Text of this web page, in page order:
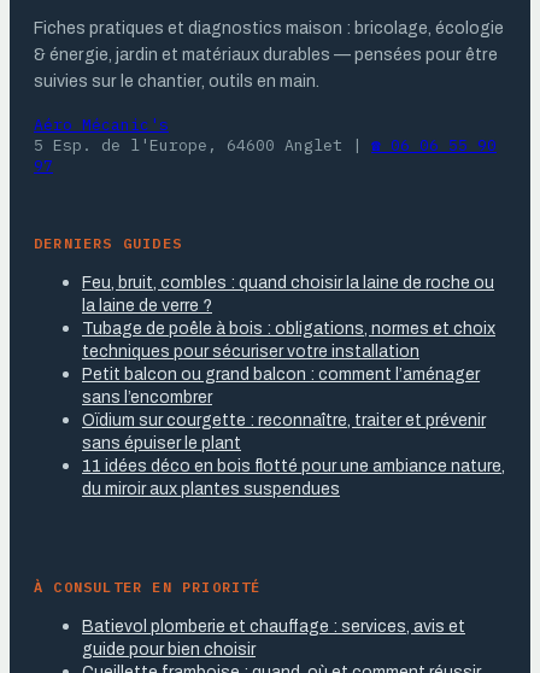
Fiches pratiques et diagnostics maison : bricolage, écologie
& énergie, jardin et matériaux durables — pensées pour être
suivies sur le chantier, outils en main.
Aéro Mécanic's
5 Esp. de l'Europe, 64600 Anglet | ☎ 06 06 55 90
97
DERNIERS GUIDES
Feu, bruit, combles : quand choisir la laine de roche ou
la laine de verre ?
Tubage de poêle à bois : obligations, normes et choix
techniques pour sécuriser votre installation
Petit balcon ou grand balcon : comment l’aménager
sans l’encombrer
Oïdium sur courgette : reconnaître, traiter et prévenir
sans épuiser le plant
11 idées déco en bois flotté pour une ambiance nature,
du miroir aux plantes suspendues
À CONSULTER EN PRIORITÉ
Batievol plomberie et chauffage : services, avis et
guide pour bien choisir